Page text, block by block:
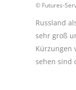
© Futures-
Russland
sehr groß
Kürzungen
sehen sind